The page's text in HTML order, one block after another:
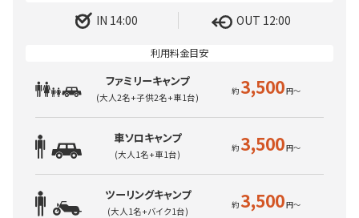
IN 14:00 OUT 12:00
ファミリーキャンプ
(大人2名+子供2名+車1台) 3,500
車ソロキャンプ
(大人1名+車1台) 3,500
ツーリングキャンプ
(大人1名+バイク1台) 3,500